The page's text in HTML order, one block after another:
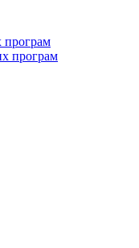
програм
програм